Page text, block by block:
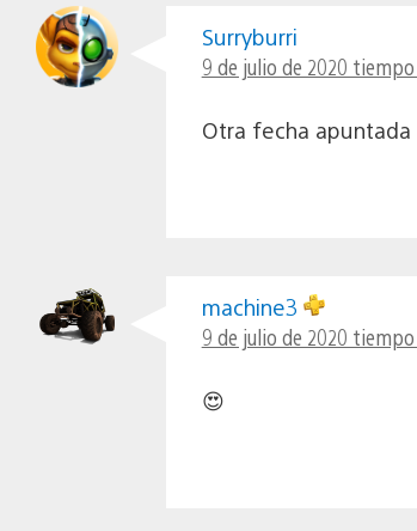
Surryburri
9 de julio de 2020
Otra fecha apuntada
machine3
9 de julio de 2020
😍